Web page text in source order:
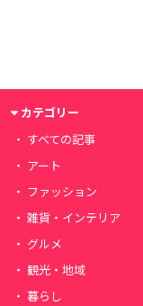
カテゴリー
すべての記事
アート
ファッション
雑貨・インテリア
グルメ
観光・地域
暮らし